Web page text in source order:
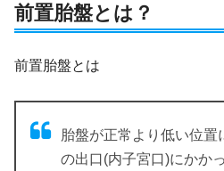
前置胎盤とは？
前置胎盤とは
胎盤が正常より低い位
の出口(内子宮口)にかか